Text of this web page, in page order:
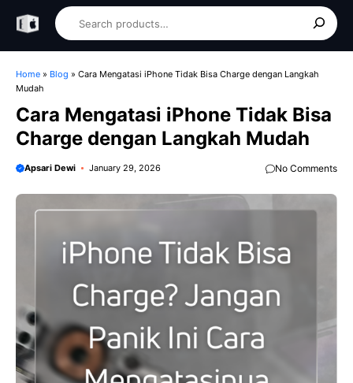
content
Home » Blog » Cara Mengatasi iPhone Tidak Bisa Charge dengan Langkah
Mudah
Cara Mengatasi iPhone Tidak Bisa
Charge dengan Langkah Mudah
Apsari Dewi January 29, 2026 No Comments